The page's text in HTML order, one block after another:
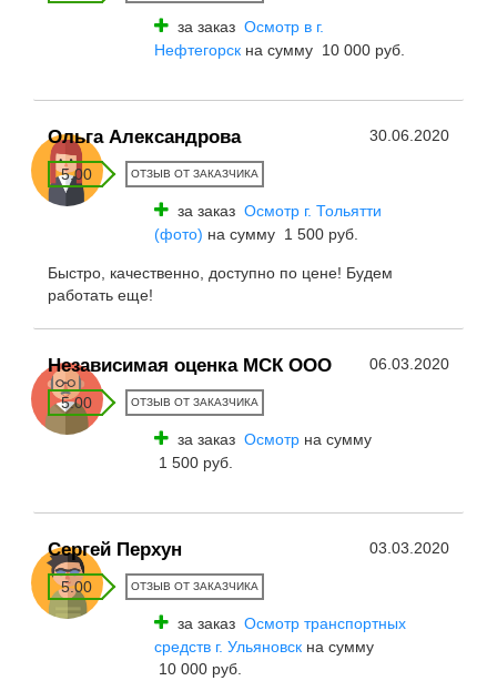
за заказ Осмотр в г.
Нефтегорск на сумму 10 000 руб.
Ольга Александрова 30.06.2020
5.00 ОТЗЫВ ОТ ЗАКАЗЧИКА
за заказ Осмотр г. Тольятти
(фото) на сумму 1 500 руб.
Быстро, качественно, доступно по цене! Будем
работать еще!
Независимая оценка МСК ООО 06.03.2020
5.00 ОТЗЫВ ОТ ЗАКАЗЧИКА
за заказ Осмотр на сумму
1 500 руб.
Сергей Перхун 03.03.2020
5.00 ОТЗЫВ ОТ ЗАКАЗЧИКА
за заказ Осмотр транспортных
средств г. Ульяновск на сумму
10 000 руб.